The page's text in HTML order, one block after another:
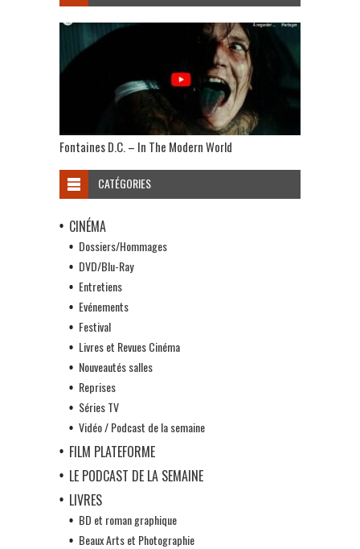
Fontaines D.C. – In The Modern World
CATÉGORIES
CINÉMA
Dossiers/Hommages
DVD/Blu-Ray
Entretiens
Evénements
Festival
Livres et Revues Cinéma
Nouveautés salles
Reprises
Séries TV
Vidéo / Podcast de la semaine
FILM PLATEFORME
LE PODCAST DE LA SEMAINE
LIVRES
BD et roman graphique
Beaux Arts et Photographie